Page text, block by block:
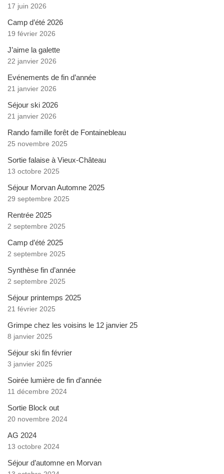
17 juin 2026
Camp d’été 2026
19 février 2026
J’aime la galette
22 janvier 2026
Evénements de fin d’année
21 janvier 2026
Séjour ski 2026
21 janvier 2026
Rando famille forêt de Fontainebleau
25 novembre 2025
Sortie falaise à Vieux-Château
13 octobre 2025
Séjour Morvan Automne 2025
29 septembre 2025
Rentrée 2025
2 septembre 2025
Camp d’été 2025
2 septembre 2025
Synthèse fin d’année
2 septembre 2025
Séjour printemps 2025
21 février 2025
Grimpe chez les voisins le 12 janvier 25
8 janvier 2025
Séjour ski fin février
3 janvier 2025
Soirée lumière de fin d’année
11 décembre 2024
Sortie Block out
20 novembre 2024
AG 2024
13 octobre 2024
Séjour d’automne en Morvan